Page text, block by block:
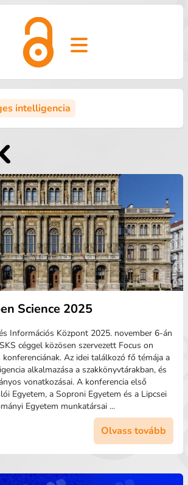
Open main menu
intelligencia
Science 2025
Információs Központ 2025. november 6-án
céggel közösen szervezett Focus on
konferenciának. Az idei találkozó fő témája a
alkalmazása a szakkönyvtárakban, és
vonatkozásai. A konferencia első
Egyetem, a Soproni Egyetem és a Lipcsei
Egyetem munkatársai ...
Olvass tovább